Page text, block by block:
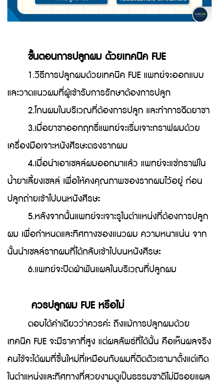
ขั้นตอนการปลูกผม ด้วยเทคนิค FUE
1.วิธีการปลูกผมด้วยเทคนิค FUE แพทย์จะออกแบบ
และวาดแนวผมที่ผู้เข้ารับการรักษาต้องการปลูก
2.โกนผมในบริเวณที่ต้องการปลูก และทำการฉีดยาชา
3.เมื่อยาชาออกฤทธิ์แพทย์จะเริ่มเจาะกราฟผมด้วย
เครื่องมือเจาะหนังศีรษะตรงรากผม
4.เมื่อนำเอาเซลล์ผมออกมาแล้ว แพทย์จะแช่กราฟใน
น้ำยาเลี้ยงเซลล์ เพื่อให้คงคุณภาพของรากผมไว้อยู่ ก่อน
ปลูกถ่ายเข้าไปบนหนังศีรษะ
5.หลังจากนั้นแพทย์จะเจาะรูในตำแหน่งที่ต้องการปลูก
ผม เพื่อกำหนดและทิศทางของแนวผม ความหนาแน่น จาก
นั้นนำเซลล์รากผมที่ได้กลับเข้าไปบนหนังศีรษะ
6.แพทย์จะปิดผ้าพันแผลในบริเวณที่ปลูกผม
ควรปลูกผม FUE หรือไม่
ตอบได้คำเดียวว่าควรค่ะ ถึงแม้การปลูกผมด้วย
เทคนิค FUE จะมีราคาที่สูง แต่ผลลัพธ์ที่ได้นั้น คือเห็นผลจริง
คนไข้จะได้ผมที่ขึ้นใหม่ที่เหมือนกับผมที่ติดตัวเรามาตั้งแต่เกิด
ในตำแหน่งและทิศทางที่สวยงามดูเป็นธรรมชาติไม่มีรอยแผล